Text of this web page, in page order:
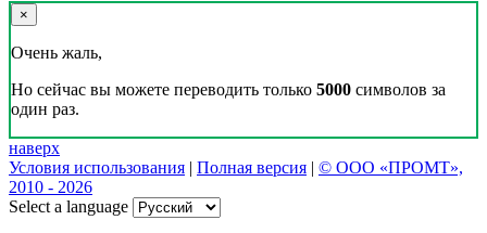
×
Очень жаль,
Но сейчас вы можете переводить только 5000 символов за
один раз.
наверх
Условия использования | Полная версия | © ООО «ПРОМТ»,
2010 - 2026
Select a language